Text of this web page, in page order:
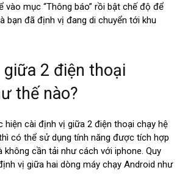
vào mục “Thông báo” rồi bật chế độ để
bạn đã định vị đang di chuyển tới khu
giữa 2 điện thoại
thế nào?
hiện cài định vị giữa 2 điện thoại chạy hệ
có thể sử dụng tính năng được tích hợp
cần tải như cách với iphone. Quy
vị giữa hai dòng máy chạy Android như